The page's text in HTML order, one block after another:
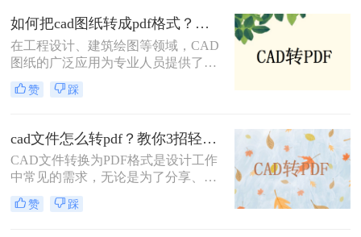
如何把cad图纸转成pdf格式？这四种方法轻松转换！
在工程设计、建筑绘图等领域，CAD
图纸的广泛应用为专业人员提供了极
大的便利。然而，有时我们需要将
CAD图纸转换成PDF格式，以便在不
打印。PDF格式因其跨平台性、一致
性和不可编辑性等特点，成为了理想
的转换格式。那么如何把cad图纸转成
pdf格式呢？本文将介绍四种将CAD
图纸转换成PDF格式的实用方法。
赞 踩
cad文件怎么转pdf？教你3招轻松解决！
CAD文件转换为PDF格式是设计工作
中常见的需求，无论是为了分享、存
档还是打印，PDF格式都能提供高质
量的输出。那么CAD文件怎么转PDF
赞 踩